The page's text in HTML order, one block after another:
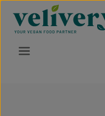
Zum Hauptinhalt springen